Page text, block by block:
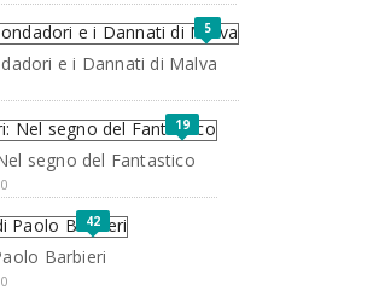
5
e i Dannati di Malva
19
segno del Fantastico
42
Barbieri